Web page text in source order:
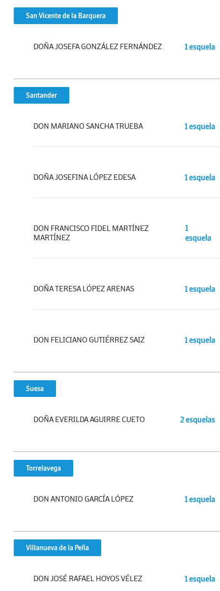
San Vicente de la Barquera
DOÑA JOSEFA GONZÁLEZ FERNÁNDEZ 1 esquela
Santander
DON MARIANO SANCHA TRUEBA 1 esquela
DOÑA JOSEFINA LÓPEZ EDESA 1 esquela
DON FRANCISCO FIDEL MARTÍNEZ
MARTÍNEZ
1
esquela
DOÑA TERESA LÓPEZ ARENAS 1 esquela
DON FELICIANO GUTIÉRREZ SAIZ 1 esquela
Suesa
DOÑA EVERILDA AGUIRRE CUETO 2 esquelas
Torrelavega
DON ANTONIO GARCÍA LÓPEZ 1 esquela
Villanueva de la Peña
DON JOSÉ RAFAEL HOYOS VÉLEZ 1 esquela